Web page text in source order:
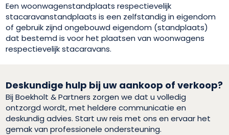
Een woonwagenstandplaats respectievelijk
stacaravanstandplaats is een zelfstandig in eigendom
of gebruik zijnd ongebouwd eigendom (standplaats)
dat bestemd is voor het plaatsen van woonwagens
respectievelijk stacaravans.
Deskundige hulp bij uw aankoop of verkoop?
Bij Boekholt & Partners zorgen we dat u volledig
ontzorgd wordt, met heldere communicatie en
deskundig advies. Start uw reis met ons en ervaar het
gemak van professionele ondersteuning.